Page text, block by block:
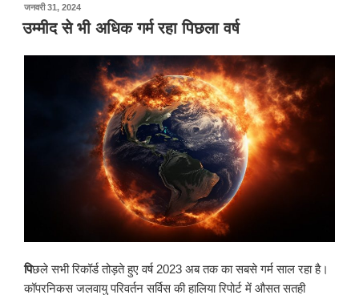
जनवरी 31, 2024पर
प्रकाशित
किया
उम्मीद से भी अधिक गर्म रहा पिछला वर्ष
पिछले सभी रिकॉर्ड तोड़ते हुए वर्ष 2023 अब तक का सबसे गर्म साल रहा है।
कॉपरनिकस जलवायु परिवर्तन सर्विस की हालिया रिपोर्ट में औसत सतही